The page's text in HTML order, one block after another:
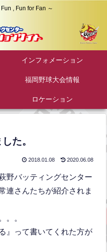
, Fun for Fan ～
インフォメーション
福岡野球大会情報
ロケーション
た。
2018.01.08 2020.06.08
野バッティングセンター
連さんたちが紹介されま
。。
』って書いてくれた方が